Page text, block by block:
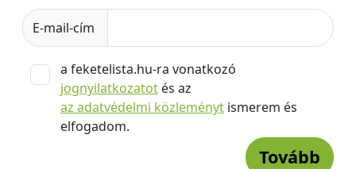
E-mail-cím
a feketelista.hu-ra vonatkozó
jognyilatkozatot és az
az adatvédelmi közleményt ismerem és
elfogadom.
Tovább